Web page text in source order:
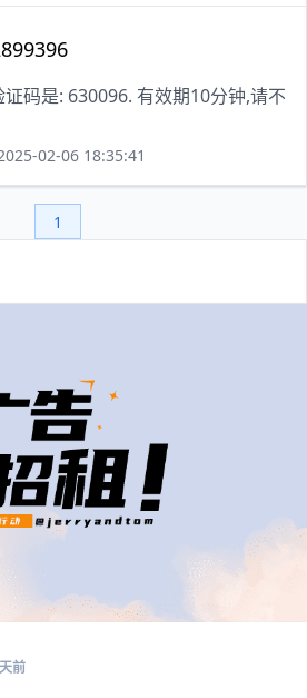
证码是: 630096. 有效期10分钟,请不
02-06 18:35:41
1
前